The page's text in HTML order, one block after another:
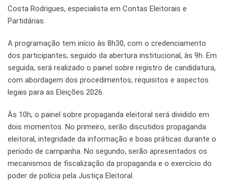
Costa Rodrigues, especialista em Contas Eleitorais e
Partidárias.
A programação tem início às 8h30, com o credenciamento
dos participantes, seguido da abertura institucional, às 9h. Em
seguida, será realizado o painel sobre registro de candidatura,
com abordagem dos procedimentos, requisitos e aspectos
legais para as Eleições 2026.
Às 10h, o painel sobre propaganda eleitoral será dividido em
dois momentos. No primeiro, serão discutidos propaganda
eleitoral, integridade da informação e boas práticas durante o
período de campanha. No segundo, serão apresentados os
mecanismos de fiscalização da propaganda e o exercício do
poder de polícia pela Justiça Eleitoral.